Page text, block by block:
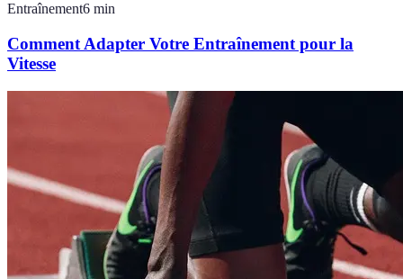
Entraînement6 min
Comment Adapter Votre Entraînement pour la
Vitesse